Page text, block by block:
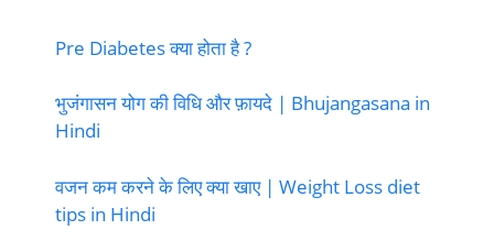
Pre Diabetes क्या होता है ?
भुजंगासन योग की विधि और फ़ायदे | Bhujangasana in
Hindi
वजन कम करने के लिए क्या खाए | Weight Loss diet
tips in Hindi